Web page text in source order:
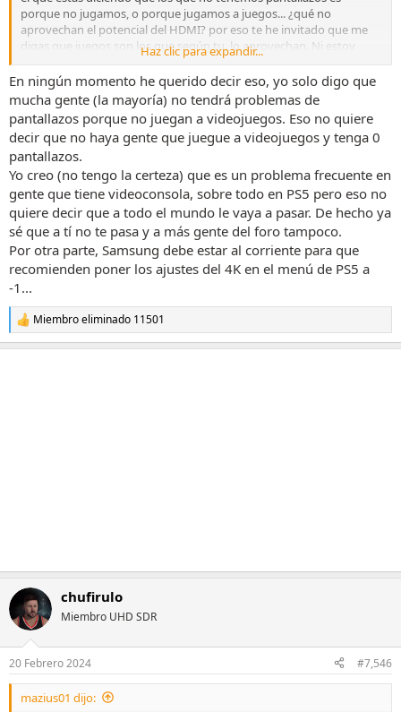
porque no jugamos, o porque jugamos a juegos... ¿qué no
aprovechan el potencial del HDMI? por eso te he invitado que me
digas que juegos son los que según tu, lo aprovechan. Ni estoy
enfadado ni nada, solo estoy dejando las cosas claras.
Tu eres el que está insinuando una y otra vez que todo el mundo
tiene el problema, y los que decimos que no es que no jugamos o
no estamos aprovechando el potencial del hdmi.
Yo espero y deseo que se encuentre el problema, porque repito,
que no me pase ahora, no significa que no me pueda pasar en un
futuro, nunca jamás he descartado la opción.
Haz clic para expandir...
En ningún momento he querido decir eso, yo solo digo que
mucha gente (la mayoría) no tendrá problemas de
pantallazos porque no juegan a videojuegos. Eso no quiere
decir que no haya gente que juegue a videojuegos y tenga 0
pantallazos.
Yo creo (no tengo la certeza) que es un problema frecuente en
gente que tiene videoconsola, sobre todo en PS5 pero eso no
quiere decir que a todo el mundo le vaya a pasar. De hecho ya
sé que a tí no te pasa y a más gente del foro tampoco.
Por otra parte, Samsung debe estar al corriente para que
recomienden poner los ajustes del 4K en el menú de PS5 a
-1...
R
e
a
Miembro eliminado 11501
chufirulo
Miembro UHD SDR
20 Febrero 2024 #7,546
mazius01 dijo: